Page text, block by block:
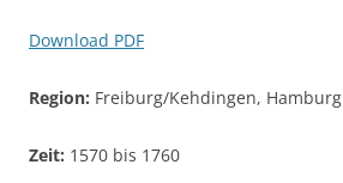
Download PDF
Region: Freiburg/Kehdingen, Hamburg
Zeit: 1570 bis 1760